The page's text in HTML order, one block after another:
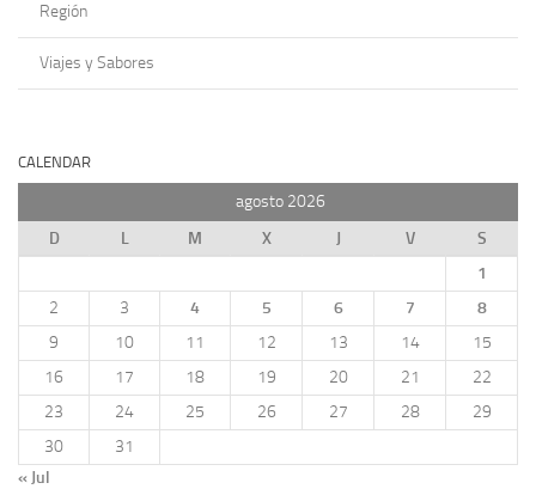
Región
Viajes y Sabores
CALENDAR
agosto 2026
D
L M X J V
S
1
2
3 4 5 6 7
8
9
10 11 12 13 14
15
16
17 18 19 20 21
22
23
24 25 26 27 28
29
30
31
« Jul